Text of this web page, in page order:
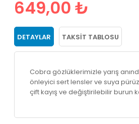
649,00 ₺
DETAYLAR TAKSIT TABLOSU
Cobra gözlüklerimizle yarış
önleyici sert lensler ve suya
çift kayış ve değiştirilebilir burun